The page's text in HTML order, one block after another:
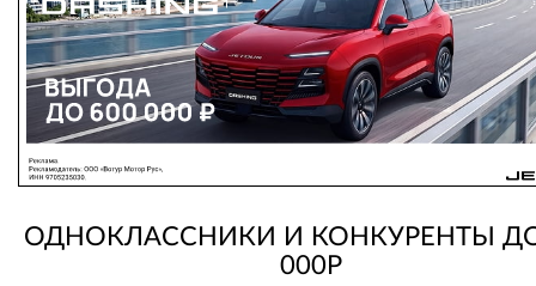
ОДНОКЛАССНИКИ И КОНКУРЕНТЫ
000Р